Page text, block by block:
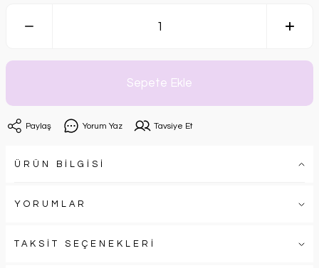
Sepete Ekle
Paylaş Yorum Yaz Tavsiye Et
ÜRÜN BİLGİSİ
YORUMLAR
TAKSİT SEÇENEKLERİ